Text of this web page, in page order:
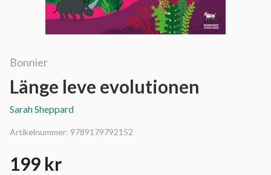
Bonnier
Länge leve evolutionen
Sarah Sheppard
Artikelnummer: 9789179792152
199 kr